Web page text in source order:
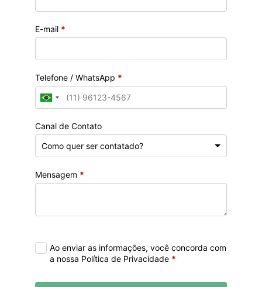
E-mail *
Telefone / WhatsApp *
Canal de Contato
Mensagem *
Ao enviar as informações, você concorda com
a nossa Política de Privacidade *